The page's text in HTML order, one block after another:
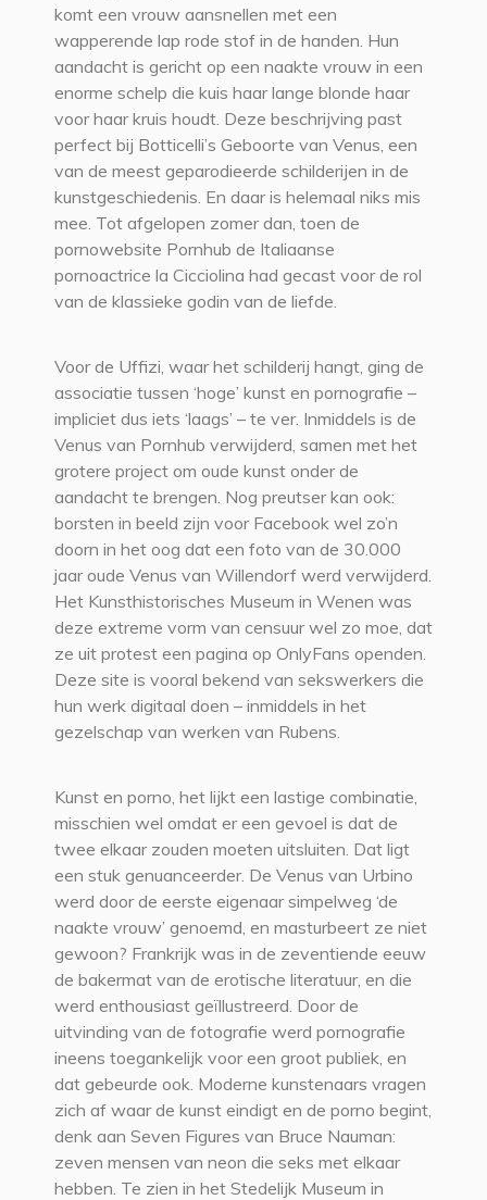
komt een vrouw aansnellen met een
wapperende lap rode stof in de handen. Hun
aandacht is gericht op een naakte vrouw in een
enorme schelp die kuis haar lange blonde haar
voor haar kruis houdt. Deze beschrijving past
perfect bij Botticelli’s Geboorte van Venus, een
van de meest geparodieerde schilderijen in de
kunstgeschiedenis. En daar is helemaal niks mis
mee. Tot afgelopen zomer dan, toen de
pornowebsite Pornhub de Italiaanse
pornoactrice la Cicciolina had gecast voor de rol
van de klassieke godin van de liefde.
Voor de Uffizi, waar het schilderij hangt, ging de
associatie tussen ‘hoge’ kunst en pornografie –
impliciet dus iets ‘laags’ – te ver. Inmiddels is de
Venus van Pornhub verwijderd, samen met het
grotere project om oude kunst onder de
aandacht te brengen. Nog preutser kan ook:
borsten in beeld zijn voor Facebook wel zo’n
doorn in het oog dat een foto van de 30.000
jaar oude Venus van Willendorf werd verwijderd.
Het Kunsthistorisches Museum in Wenen was
deze extreme vorm van censuur wel zo moe, dat
ze uit protest een pagina op OnlyFans openden.
Deze site is vooral bekend van sekswerkers die
hun werk digitaal doen – inmiddels in het
gezelschap van werken van Rubens.
Kunst en porno, het lijkt een lastige combinatie,
misschien wel omdat er een gevoel is dat de
twee elkaar zouden moeten uitsluiten. Dat ligt
een stuk genuanceerder. De Venus van Urbino
werd door de eerste eigenaar simpelweg ‘de
naakte vrouw’ genoemd, en masturbeert ze niet
gewoon? Frankrijk was in de zeventiende eeuw
de bakermat van de erotische literatuur, en die
werd enthousiast geïllustreerd. Door de
uitvinding van de fotografie werd pornografie
ineens toegankelijk voor een groot publiek, en
dat gebeurde ook. Moderne kunstenaars vragen
zich af waar de kunst eindigt en de porno begint,
denk aan Seven Figures van Bruce Nauman:
zeven mensen van neon die seks met elkaar
hebben. Te zien in het Stedelijk Museum in